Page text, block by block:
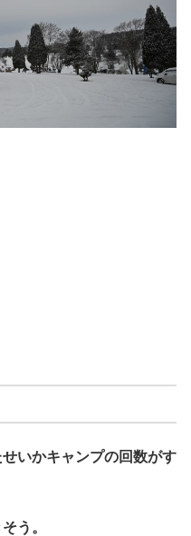
いかキャンプの回数がす
う。